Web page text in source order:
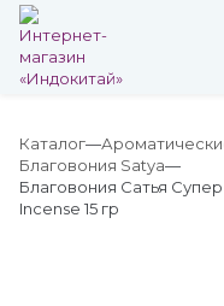
Каталог
Благовония Satya
Благовония Сатья
Incense 15 гр